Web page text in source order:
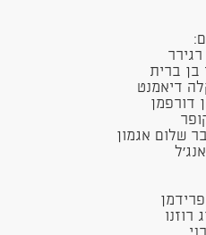
בן ברית
דיאמנט
דורפמן
שלום אגמון
רוזנו